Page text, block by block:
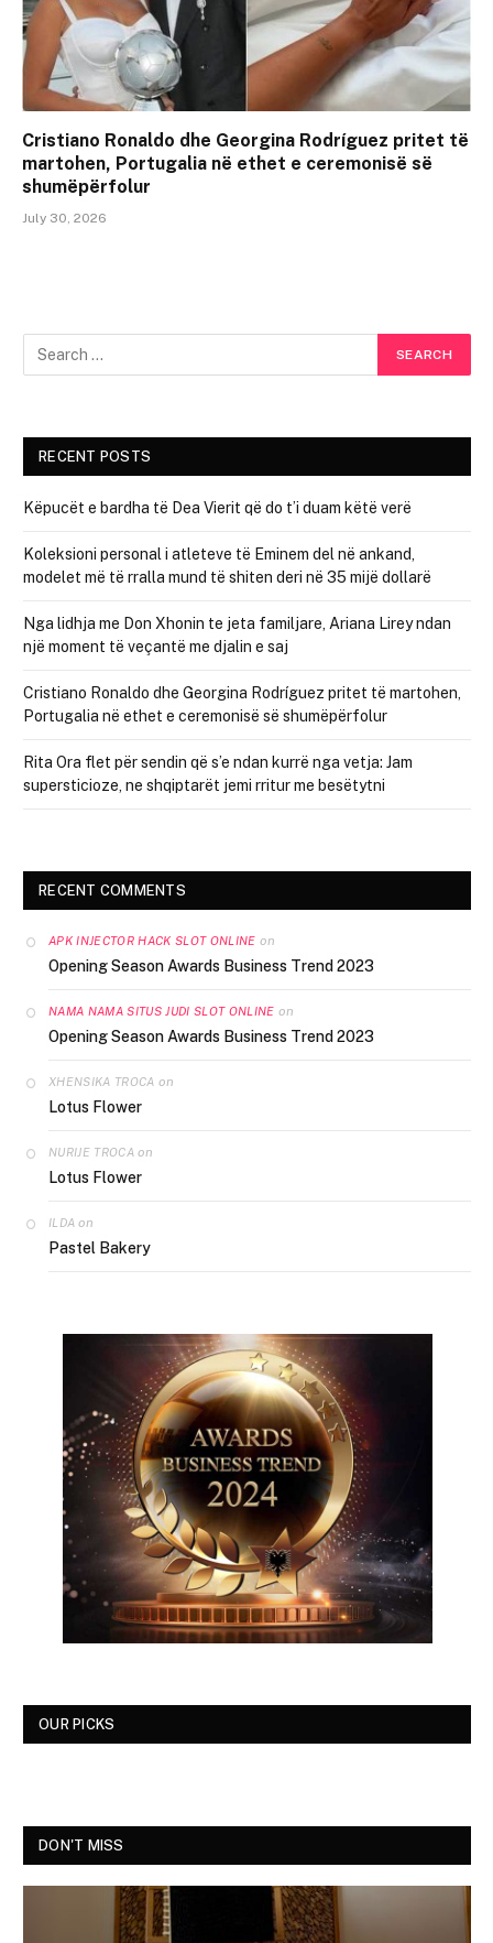
Cristiano Ronaldo dhe Georgina Rodríguez pritet të
martohen, Portugalia në ethet e ceremonisë së
shumëpërfolur
July 30, 2026
RECENT POSTS
Këpucët e bardha të Dea Vierit që do t’i duam këtë verë
Koleksioni personal i atleteve të Eminem del në ankand,
modelet më të rralla mund të shiten deri në 35 mijë dollarë
Nga lidhja me Don Xhonin te jeta familjare, Ariana Lirey ndan
një moment të veçantë me djalin e saj
Cristiano Ronaldo dhe Georgina Rodríguez pritet të martohen,
Portugalia në ethet e ceremonisë së shumëpërfolur
Rita Ora flet për sendin që s’e ndan kurrë nga vetja: Jam
supersticioze, ne shqiptarët jemi rritur me besëtytni
RECENT COMMENTS
APK INJECTOR HACK SLOT ONLINE on
Opening Season Awards Business Trend 2023
NAMA NAMA SITUS JUDI SLOT ONLINE on
Opening Season Awards Business Trend 2023
XHENSIKA TROCA on
Lotus Flower
NURIJE TROCAon
Lotus Flower
ILDA on
Pastel Bakery
OUR PICKS
DON'T MISS